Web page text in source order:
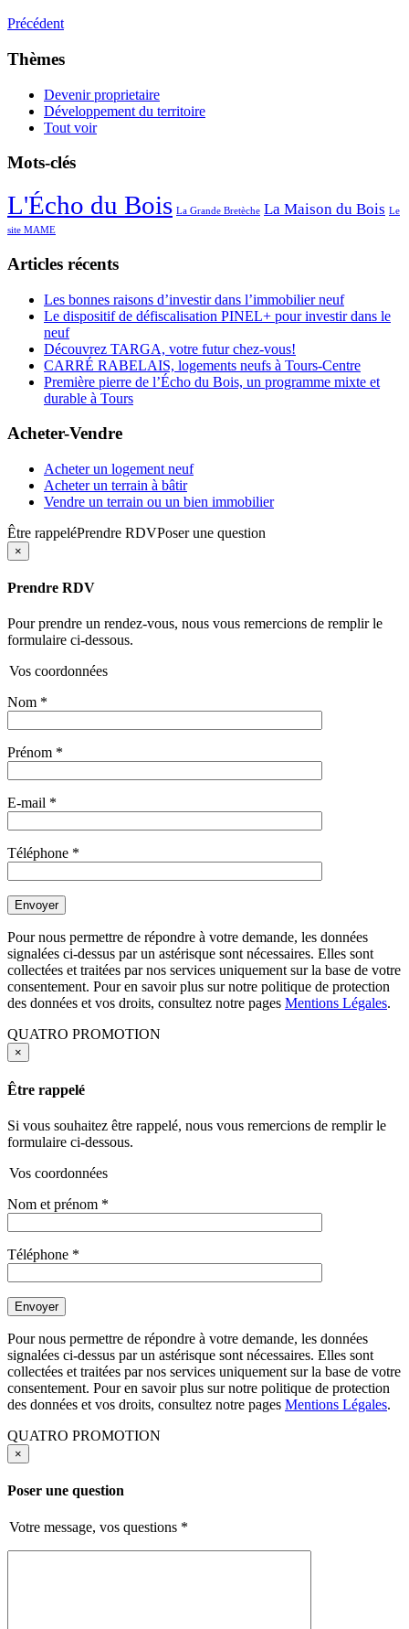
Précédent
Thèmes
Devenir proprietaire
Développement du territoire
Tout voir
Mots-clés
L'Écho du Bois La Grande Bretèche La Maison du Bois Le
site MAME
Articles récents
Les bonnes raisons d’investir dans l’immobilier neuf
Le dispositif de défiscalisation PINEL+ pour investir dans le
neuf
Découvrez TARGA, votre futur chez-vous!
CARRÉ RABELAIS, logements neufs à Tours-Centre
Première pierre de l’Écho du Bois, un programme mixte et
durable à Tours
Acheter-Vendre
Acheter un logement neuf
Acheter un terrain à bâtir
Vendre un terrain ou un bien immobilier
Être rappeléPrendre RDVPoser une question
×
Prendre RDV
Pour prendre un rendez-vous, nous vous remercions de remplir le
formulaire ci-dessous.
Vos coordonnées
Nom *
Prénom *
E-mail *
Téléphone *
Pour nous permettre de répondre à votre demande, les données
signalées ci-dessus par un astérisque sont nécessaires. Elles sont
collectées et traitées par nos services uniquement sur la base de votre
consentement. Pour en savoir plus sur notre politique de protection
des données et vos droits, consultez notre pages Mentions Légales.
QUATRO PROMOTION
×
Être rappelé
Si vous souhaitez être rappelé, nous vous remercions de remplir le
formulaire ci-dessous.
Vos coordonnées
Nom et prénom *
Téléphone *
Pour nous permettre de répondre à votre demande, les données
signalées ci-dessus par un astérisque sont nécessaires. Elles sont
collectées et traitées par nos services uniquement sur la base de votre
consentement. Pour en savoir plus sur notre politique de protection
des données et vos droits, consultez notre pages Mentions Légales.
QUATRO PROMOTION
×
Poser une question
Votre message, vos questions *